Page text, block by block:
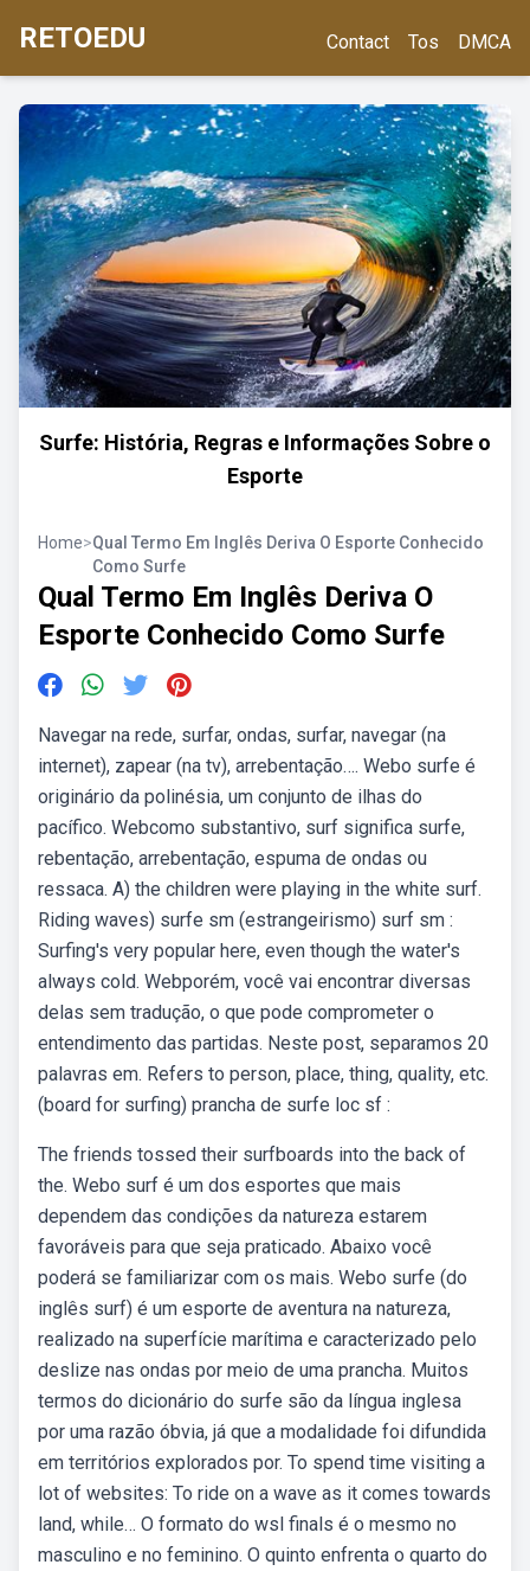
RETOEDU Contact Tos DMCA
Surfe: História, Regras e Informações Sobre o
Esporte
Home>Qual Termo Em Inglês Deriva O Esporte Conhecido
Como Surfe
Qual Termo Em Inglês Deriva O
Esporte Conhecido Como Surfe
Navegar na rede, surfar, ondas, surfar, navegar (na
internet), zapear (na tv), arrebentação…. Webo surfe é
originário da polinésia, um conjunto de ilhas do
pacífico. Webcomo substantivo, surf significa surfe,
rebentação, arrebentação, espuma de ondas ou
ressaca. A) the children were playing in the white surf.
Riding waves) surfe sm (estrangeirismo) surf sm :
Surfing's very popular here, even though the water's
always cold. Webporém, você vai encontrar diversas
delas sem tradução, o que pode comprometer o
entendimento das partidas. Neste post, separamos 20
palavras em. Refers to person, place, thing, quality, etc.
(board for surfing) prancha de surfe loc sf :
The friends tossed their surfboards into the back of
the. Webo surf é um dos esportes que mais
dependem das condições da natureza estarem
favoráveis para que seja praticado. Abaixo você
poderá se familiarizar com os mais. Webo surfe (do
inglês surf) é um esporte de aventura na natureza,
realizado na superfície marítima e caracterizado pelo
deslize nas ondas por meio de uma prancha. Muitos
termos do dicionário do surfe são da língua inglesa
por uma razão óbvia, já que a modalidade foi difundida
em territórios explorados por. To spend time visiting a
lot of websites: To ride on a wave as it comes towards
land, while… O formato do wsl finals é o mesmo no
masculino e no feminino. O quinto enfrenta o quarto do